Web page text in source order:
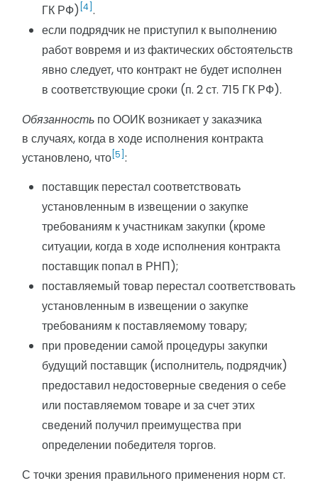
ГК РФ) [4] .
если подрядчик не приступил к выполнению
работ вовремя и из фактических обстоятельств
явно следует, что контракт не будет исполнен
в соответствующие сроки (п. 2 ст. 715 ГК РФ).
Обязанность по ООИК возникает у заказчика
в случаях, когда в ходе исполнения контракта
установлено, что [5] :
поставщик перестал соответствовать
установленным в извещении о закупке
требованиям к участникам закупки (кроме
ситуации, когда в ходе исполнения контракта
поставщик попал в РНП);
поставляемый товар перестал соответствовать
установленным в извещении о закупке
требованиям к поставляемому товару;
при проведении самой процедуры закупки
будущий поставщик (исполнитель, подрядчик)
предоставил недостоверные сведения о себе
или поставляемом товаре и за счет этих
сведений получил преимущества при
определении победителя торгов.
С точки зрения правильного применения норм ст.